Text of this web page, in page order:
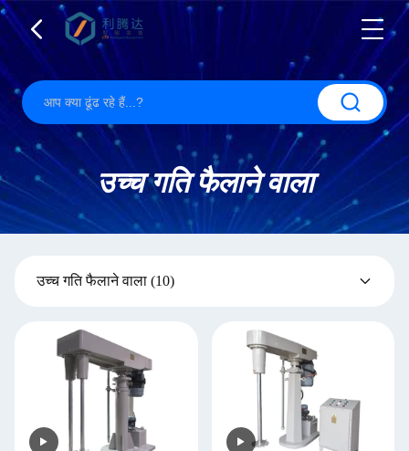
उच्च गति फैलाने वाला
उच्च गति फैलाने वाला (10)